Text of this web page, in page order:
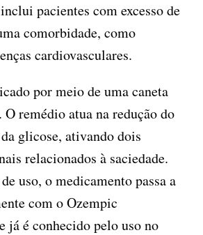
pacientes com excesso de
comorbidade, como
cardiovasculares.
por meio de uma caneta
remédio atua na redução do
glicose, ativando dois
relacionados à saciedade.
uso, o medicamento passa a
com o Ozempic
já é conhecido pelo uso no